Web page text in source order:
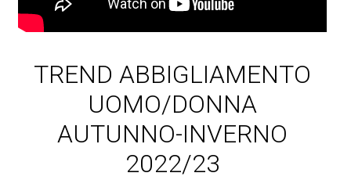
TREND ABBIGLIAMENTO
UOMO/DONNA
AUTUNNO-INVERNO
2022/23